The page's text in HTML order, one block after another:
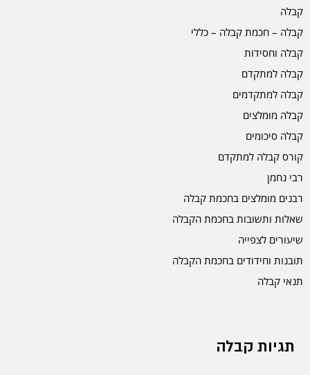
קבלה
קבלה – חכמת קבלה – כללי
קבלה וחסידות
קבלה למתקדם
קבלה למתקדמים
קבלה מומלצים
קבלה סיכומים
קורס קבלה למתקדם
רבי נחמן
רבנים מומלצים בחכמת קבלה
שאלות ותשובות בחכמת הקבלה
שיעורים לצפייה
תובנות וחידודים בחכמת הקבלה
תנאי קבלה
תגיות קבלה